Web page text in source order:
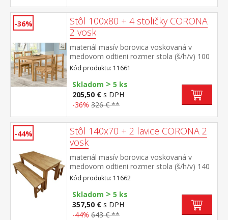
-36%
Stôl 100x80 + 4 stoličky CORONA
2 vosk
materiál masív borovica voskovaná v
medovom odtieni rozmer stola (š/h/v) 100
× 80 × 75 cm súčasť zostavy Corona 2
Kód produktu: 11661
Skladom > 5 ks
205,50 € s DPH
-36% 326 € **
-44%
Stôl 140x70 + 2 lavice CORONA 2
vosk
materiál masív borovica voskovaná v
medovom odtieni rozmer stola (š/h/v) 140
× 70 × 76 cm rozmer lavice (š/h/v) 140 × 32
× 46 cm súčasť zostavy Corona 2
Kód produktu: 11662
Skladom > 5 ks
357,50 € s DPH
-44% 643 € **